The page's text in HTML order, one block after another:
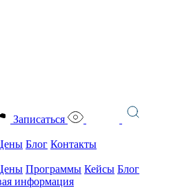
Записаться
Блог Контакты
Программы Кейсы Блог
информация